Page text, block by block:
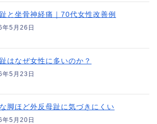
と坐骨神経痛｜70代女性改善例
5月26日
はなぜ女性に多いのか？
年5月23日
脚ほど外反母趾に気づきにくい
年5月20日